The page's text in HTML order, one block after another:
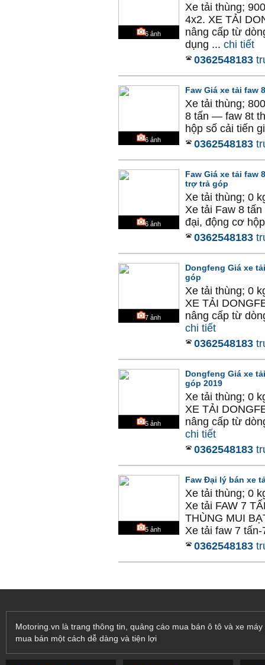
6 ảnh
Xe tải thùng;
4x2. XE TẢI
nâng cấp từ
dụng ... chi tiết
0362548183
6 ảnh
Faw Giá xe tải faw
Xe tải thùng;
8 tấn — faw 8t
hộp số cải tiến
0362548183
6 ảnh
Faw Giá xe tải faw
trợ trả góp
Xe tải thùng; 0
Xe tải Faw 8
đại, động cơ
0362548183
7 ảnh
Dongfeng Giá xe
góp
Xe tải thùng; 0
XE TẢI
nâng cấp từ
chi tiết
0362548183
5 ảnh
Dongfeng Giá xe
góp 2019
Xe tải thùng; 0
XE TẢI
nâng cấp từ
chi tiết
0362548183
5 ảnh
Faw Đại lý bán xe
Xe tải thùng; 0
Xe tải FAW 7
THÙNG MUI
Xe tải faw 7 tấn-
0362548183
Motoring.vn là trang thông tin, quảng cáo mua bán ô tô và xe
mua bán một cách dễ dàng và tiện lợi